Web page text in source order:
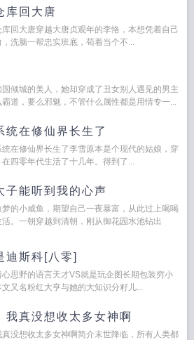
库回大唐
回大唐穿越大唐贞观年的李恪，本想凭着自己
洗脑一帮忠实班底，苟着当个不...
倾城的美人，她却穿成了丑女别人遇见的男主
道，要么邪魅，不管什么属性都是用情专一...
统在修仙界长生了
在修仙界长生了李雪原本是个现代的姑娘，穿
四零年代生活了十几年。得到了...
子能听到我的心声
梦的小咸鱼，期望自己一夜暴富，从此过上喝喝
。一朝穿越到清朝，刚从御花园水池钻出
迪斯科[八零]
思野的语言天才VS就是玩企图长期包装穷小
又名粉红大亨与她的大知识分籽儿...
我真没想收太多女神啊
没想收太多女神啊简介末世降临，所有人类都